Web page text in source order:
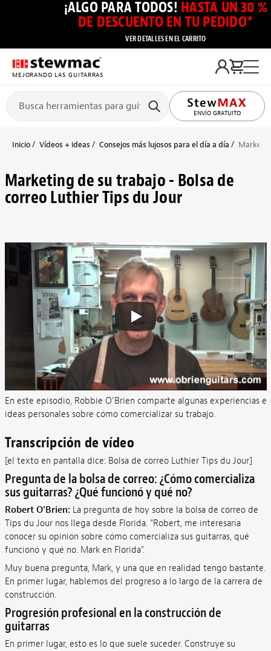
¡ALGO PARA TODOS! HASTA UN 30 %
DE DESCUENTO EN TU PEDIDO*
VER DETALLES EN EL CARRITO
MEJORANDO LAS GUITARRAS
ENVÍO GRATUITO
Inicio Vídeos + ideas Consejos más lujosos para el día a día
Marketing de su trabajo - Bolsa de
correo Luthier Tips du Jour
En este episodio, Robbie O’Brien comparte algunas experiencias e
ideas personales sobre cómo comercializar su trabajo.
Transcripción de vídeo
[el texto en pantalla dice: Bolsa de correo Luthier Tips du Jour]
Pregunta de la bolsa de correo: ¿Cómo comercializa
sus guitarras? ¿Qué funcionó y qué no?
Robert O'Brien: La pregunta de hoy sobre la bolsa de correo de
Tips du Jour nos llega desde Florida. "Robert, me interesaría
conocer su opinión sobre cómo comercializa sus guitarras, qué
funcionó y qué no. Mark en Florida".
Muy buena pregunta, Mark, y una que en realidad tengo bastante.
En primer lugar, hablemos del progreso a lo largo de la carrera de
construcción.
Progresión profesional en la construcción de
guitarras
En primer lugar, esto es lo que suele suceder. Construye su